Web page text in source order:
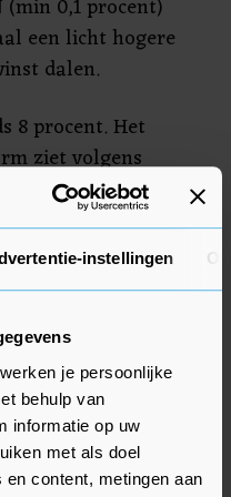
instellingen
je persoonlijke
behulp van
informatie op uw
met als doel
content, metingen aan
0,1 procent)
een licht hogere
dalen.
8 procent. Het
ziet volgens
de verkoop van het
heeft ontvangen
Vopak
van de
Vivoryon 35
die in